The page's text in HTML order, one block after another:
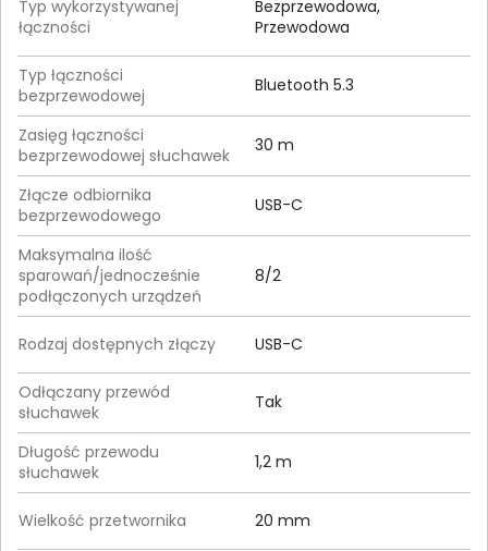
Typ wykorzystywanej
łączności
Bezprzewodowa,
Przewodowa
Typ łączności
bezprzewodowej
Bluetooth 5.3
Zasięg łączności
bezprzewodowej słuchawek
30 m
Złącze odbiornika
bezprzewodowego
USB-C
Maksymalna ilość
sparowań/jednocześnie
podłączonych urządzeń
8/2
Rodzaj dostępnych złączy USB-C
Odłączany przewód
słuchawek
Tak
Długość przewodu
słuchawek
1,2 m
Wielkość przetwornika 20 mm